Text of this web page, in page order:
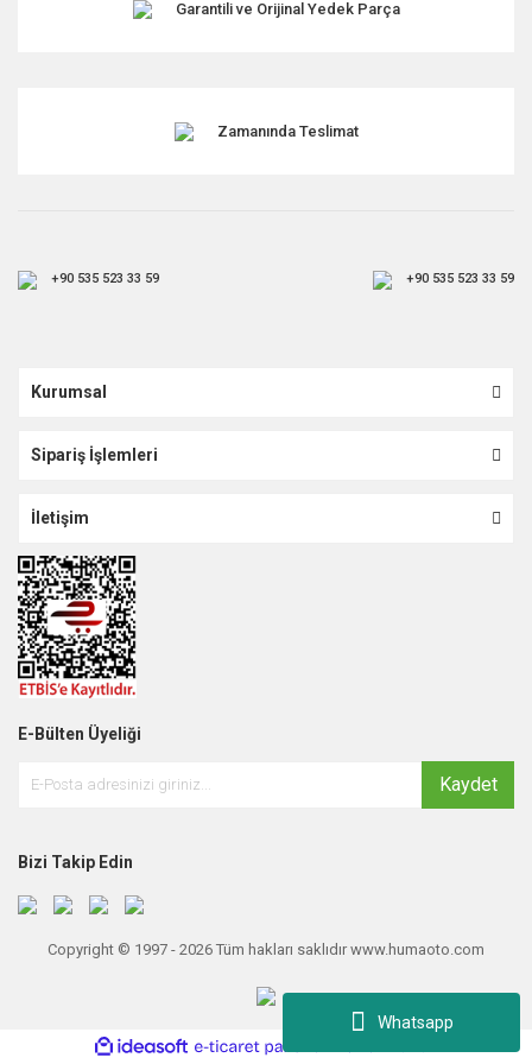
Whatsapp
Garantili ve Orijinal Yedek Parça
Zamanında Teslimat
+90 535 523 33 59 +90 535 523 33 59
Kurumsal
Sipariş İşlemleri
İletişim
E-Bülten Üyeliği
Kaydet
Bizi Takip Edin
Copyright © 1997 - 2026 Tüm hakları saklıdır www.humaoto.com
ideasoft